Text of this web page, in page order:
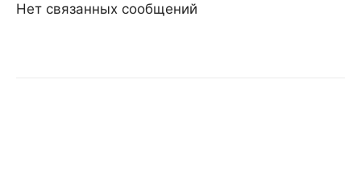
Нет связанных сообщений